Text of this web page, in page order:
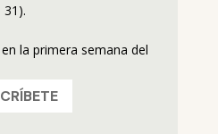
la primera semana del